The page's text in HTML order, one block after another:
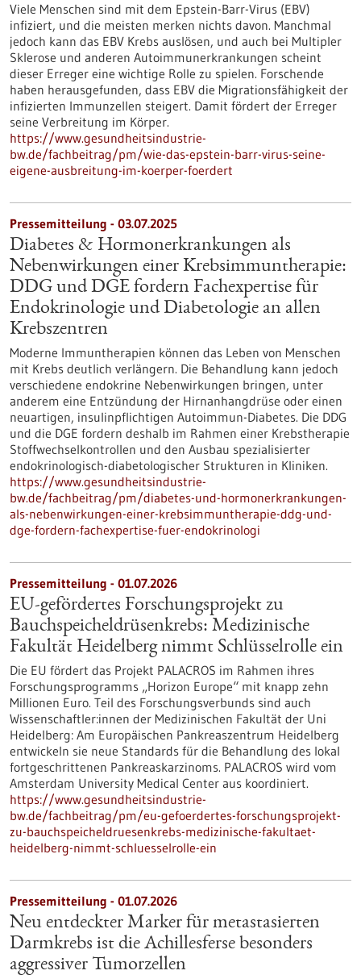
Viele Menschen sind mit dem Epstein-Barr-Virus (EBV)
infiziert, und die meisten merken nichts davon. Manchmal
jedoch kann das EBV Krebs auslösen, und auch bei Multipler
Sklerose und anderen Autoimmunerkrankungen scheint
dieser Erreger eine wichtige Rolle zu spielen. Forschende
haben herausgefunden, dass EBV die Migrationsfähigkeit der
infizierten Immunzellen steigert. Damit fördert der Erreger
seine Verbreitung im Körper.
https://www.gesundheitsindustrie-
bw.de/fachbeitrag/pm/wie-das-epstein-barr-virus-seine-
eigene-ausbreitung-im-koerper-foerdert
Pressemitteilung - 03.07.2025
Diabetes & Hormonerkrankungen als
Nebenwirkungen einer Krebsimmuntherapie:
DDG und DGE fordern Fachexpertise für
Endokrinologie und Diabetologie an allen
Krebszentren
Moderne Immuntherapien können das Leben von Menschen
mit Krebs deutlich verlängern. Die Behandlung kann jedoch
verschiedene endokrine Nebenwirkungen bringen, unter
anderem eine Entzündung der Hirnanhangdrüse oder einen
neuartigen, insulinpflichtigen Autoimmun-Diabetes. Die DDG
und die DGE fordern deshalb im Rahmen einer Krebstherapie
Stoffwechselkontrollen und den Ausbau spezialisierter
endokrinologisch-diabetologischer Strukturen in Kliniken.
https://www.gesundheitsindustrie-
bw.de/fachbeitrag/pm/diabetes-und-hormonerkrankungen-
als-nebenwirkungen-einer-krebsimmuntherapie-ddg-und-
dge-fordern-fachexpertise-fuer-endokrinologi
Pressemitteilung - 01.07.2026
EU-gefördertes Forschungsprojekt zu
Bauchspeicheldrüsenkrebs: Medizinische
Fakultät Heidelberg nimmt Schlüsselrolle ein
Die EU fördert das Projekt PALACROS im Rahmen ihres
Forschungsprogramms „Horizon Europe“ mit knapp zehn
Millionen Euro. Teil des Forschungsverbunds sind auch
Wissenschaftler:innen der Medizinischen Fakultät der Uni
Heidelberg: Am Europäischen Pankreaszentrum Heidelberg
entwickeln sie neue Standards für die Behandlung des lokal
fortgeschrittenen Pankreaskarzinoms. PALACROS wird vom
Amsterdam University Medical Center aus koordiniert.
https://www.gesundheitsindustrie-
bw.de/fachbeitrag/pm/eu-gefoerdertes-forschungsprojekt-
zu-bauchspeicheldruesenkrebs-medizinische-fakultaet-
heidelberg-nimmt-schluesselrolle-ein
Pressemitteilung - 01.07.2026
Neu entdeckter Marker für metastasierten
Darmkrebs ist die Achillesferse besonders
aggressiver Tumorzellen